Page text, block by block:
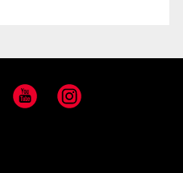
YouTube Instagram